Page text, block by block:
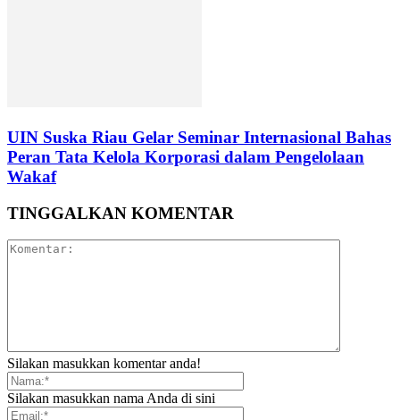
UIN Suska Riau Gelar Seminar Internasional Bahas
Peran Tata Kelola Korporasi dalam Pengelolaan
Wakaf
TINGGALKAN KOMENTAR
Silakan masukkan komentar anda!
Silakan masukkan nama Anda di sini